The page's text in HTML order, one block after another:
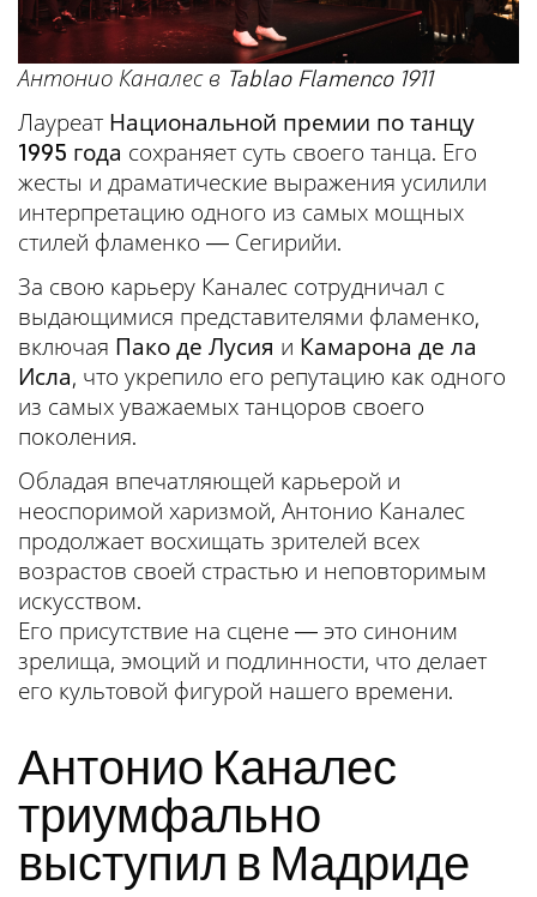
Антонио Каналес в Tablao Flamenco 1911
Лауреат Национальной премии по танцу
1995 года сохраняет суть своего танца. Его
жесты и драматические выражения усилили
интерпретацию одного из самых мощных
стилей фламенко — Сегирийи.
За свою карьеру Каналес сотрудничал с
выдающимися представителями фламенко,
включая Пако де Лусия и Камарона де ла
Исла, что укрепило его репутацию как одного
из самых уважаемых танцоров своего
поколения.
Обладая впечатляющей карьерой и
неоспоримой харизмой, Антонио Каналес
продолжает восхищать зрителей всех
возрастов своей страстью и неповторимым
искусством.
Его присутствие на сцене — это синоним
зрелища, эмоций и подлинности, что делает
его культовой фигурой нашего времени.
Антонио Каналес
триумфально
выступил в Мадриде